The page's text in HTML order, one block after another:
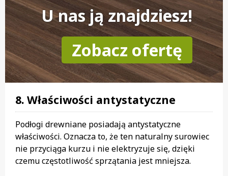
U nas ją znajdziesz!
Zobacz ofertę
8. Właściwości antystatyczne
Podłogi drewniane posiadają antystatyczne
właściwości. Oznacza to, że ten naturalny surowiec
nie przyciąga kurzu i nie elektryzuje się, dzięki
czemu częstotliwość sprzątania jest mniejsza.